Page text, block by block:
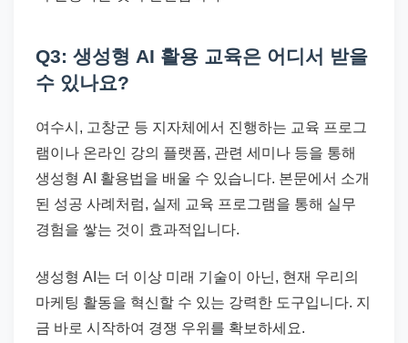
Q3: 생성형 AI 활용 교육은 어디서 받을
수 있나요?
여수시, 고창군 등 지자체에서 진행하는 교육 프로그
램이나 온라인 강의 플랫폼, 관련 세미나 등을 통해
생성형 AI 활용법을 배울 수 있습니다. 본문에서 소개
된 성공 사례처럼, 실제 교육 프로그램을 통해 실무
경험을 쌓는 것이 효과적입니다.
생성형 AI는 더 이상 미래 기술이 아닌, 현재 우리의
마케팅 활동을 혁신할 수 있는 강력한 도구입니다. 지
금 바로 시작하여 경쟁 우위를 확보하세요.